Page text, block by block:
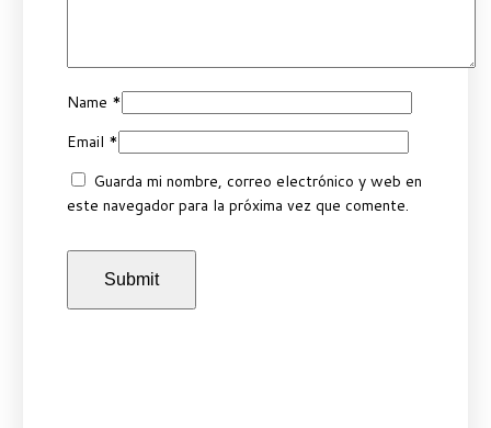
Name *
Email *
Guarda mi nombre, correo electrónico y web en
este navegador para la próxima vez que comente.